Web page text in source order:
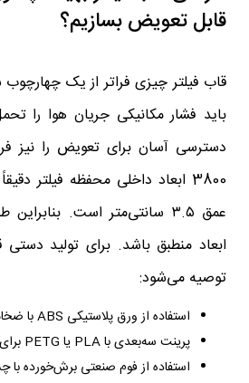
قابل تعویض بسازیم؟
قاب فیلتر چیزی فراتر از یک
باید فشار مکانیکی جریان هوا را
عمق ۳.۵ سانتی‌متر است.
ابعاد منطبق باشد. برای تولید
توصیه می‌شود:
استفاده از ورق پلاستیکی ABS با ضخامت ۳ میلی‌متر
پرینت سه‌بعدی با PLA یا PETG برای دقت بالا
استفاده از فوم صنعتی برش‌خورده